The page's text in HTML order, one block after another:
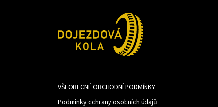
VŠEOBECNÉ OBCHODNÍ PODMÍNKY
Podmínky ochrany osobních údajů